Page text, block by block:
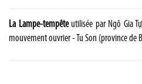
La Lampe-tempêteutilisée par Ngô Gia
mouvement ouvrier - Tu Son (province de